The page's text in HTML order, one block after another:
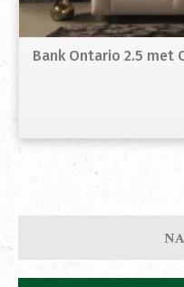
Bank Ontario 2.5 met